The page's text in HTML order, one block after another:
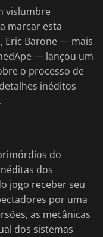
vislumbre
marcar esta
Eric Barone — mais
— lançou um
o processo de
inéditos
do
dos
jogo receber seu
por uma
as mecânicas
dos sistemas